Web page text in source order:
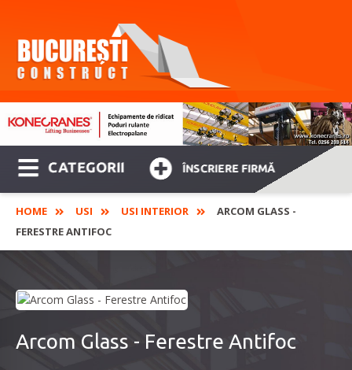
CATEGORII ÎNSCRIERE FIRMĂ
HOME USI USI INTERIOR
ARCOM GLASS -
FERESTRE ANTIFOC
Arcom Glass - Ferestre Antifoc